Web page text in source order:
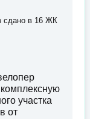
сдано в 16 ЖК
участка
от